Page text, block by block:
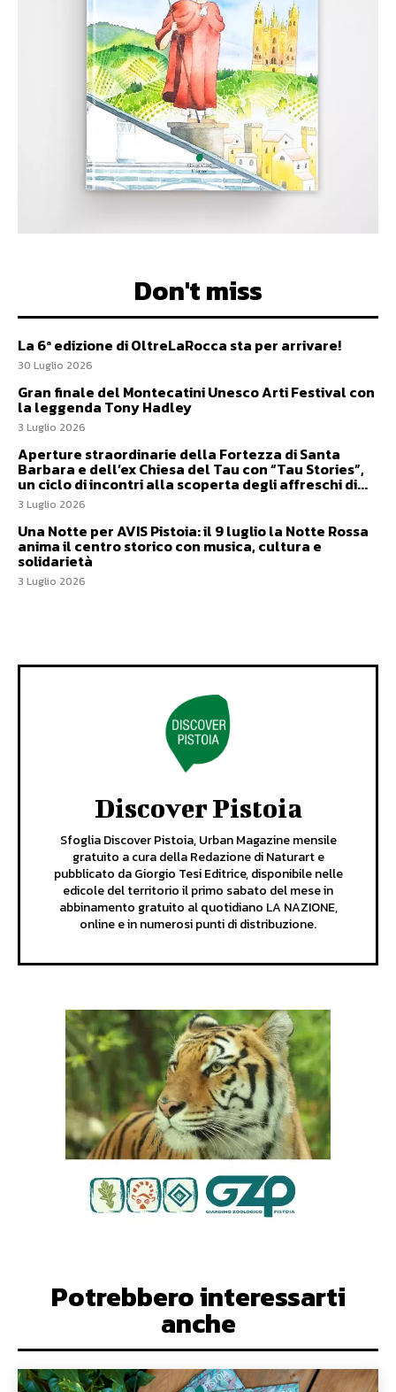
Don't miss
La 6ª edizione di OltreLaRocca sta per arrivare!
30 Luglio 2026
Gran finale del Montecatini Unesco Arti Festival con
la leggenda Tony Hadley
3 Luglio 2026
Aperture straordinarie della Fortezza di Santa
Barbara e dell’ex Chiesa del Tau con “Tau Stories”,
un ciclo di incontri alla scoperta degli affreschi di...
3 Luglio 2026
Una Notte per AVIS Pistoia: il 9 luglio la Notte Rossa
anima il centro storico con musica, cultura e
solidarietà
3 Luglio 2026
Discover Pistoia
Sfoglia Discover Pistoia, Urban Magazine mensile
gratuito a cura della Redazione di Naturart e
pubblicato da Giorgio Tesi Editrice, disponibile nelle
edicole del territorio il primo sabato del mese in
abbinamento gratuito al quotidiano LA NAZIONE,
online e in numerosi punti di distribuzione.
Potrebbero interessarti
anche